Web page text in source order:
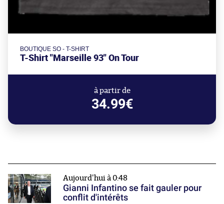
BOUTIQUE SO - T-SHIRT
T-Shirt "Marseille 93" On Tour
à partir de
34.99€
Aujourd'hui à 0:48
Gianni Infantino se fait gauler pour
conflit d'intérêts